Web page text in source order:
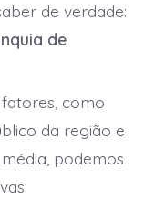
de verdade:
de
como
da região e
podemos